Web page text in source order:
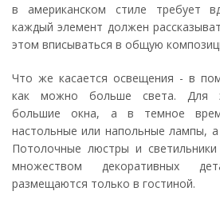
в американском стиле требует
каждый элемент должен
этом вписываться в общую
Что же касается освещения - в
как можно больше света. Для
большие окна, а в темное
настольные или напольные лампы,
Потолочные люстры и
множеством декоративных
размещаются только в гостиной.